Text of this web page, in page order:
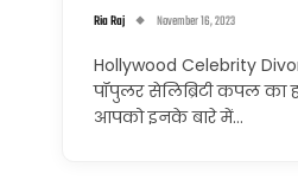
Ria Raj November 16, 2023
Hollywood Celebrity
पॉपुलर सेलिब्रिटी कपल का
आपको इनके बारे में…